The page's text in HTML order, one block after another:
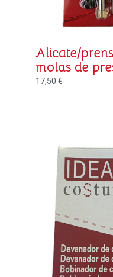
Alicate/
molas de
17,50 €